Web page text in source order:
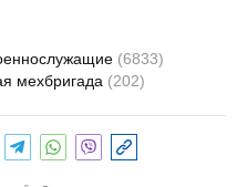
(6833)
мехбригада (202)